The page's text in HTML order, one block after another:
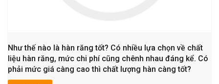
Như thế nào là hàn răng tốt? Có nhiều lựa chọn về chất
liệu hàn răng, mức chi phí cũng chênh nhau đáng kể. Có
phải mức giá càng cao thì chất lượng hàn càng tốt?